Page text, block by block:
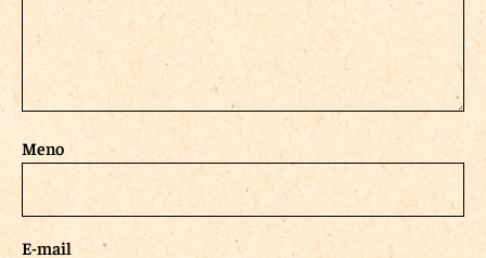
Meno
E-mail